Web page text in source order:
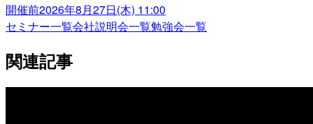
開催前2026年8月27日(木) 11:00
セミナー一覧会社説明会一覧勉強会一覧
関連記事